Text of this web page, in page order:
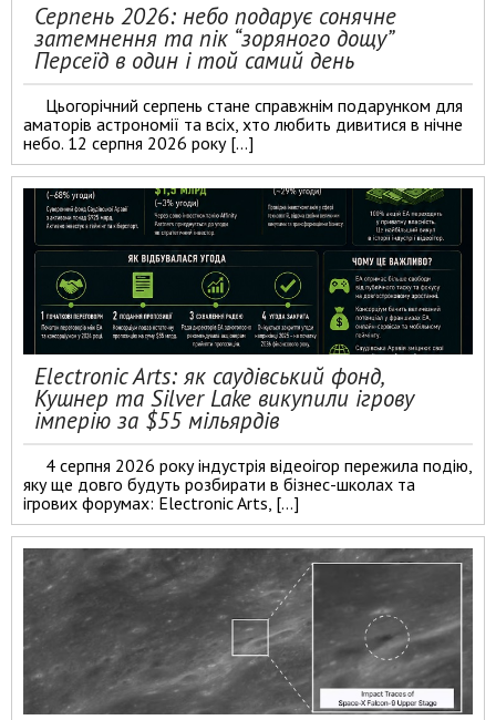
Серпень 2026: небо подарує сонячне
затемнення та пік “зоряного дощу”
Персеїд в один і той самий день
Цьогорічний серпень стане справжнім подарунком для
аматорів астрономії та всіх, хто любить дивитися в нічне
небо. 12 серпня 2026 року […]
Electronic Arts: як саудівський фонд,
Кушнер та Silver Lake викупили ігрову
імперію за $55 мільярдів
4 серпня 2026 року індустрія відеоігор пережила подію,
яку ще довго будуть розбирати в бізнес-школах та
ігрових форумах: Electronic Arts, […]